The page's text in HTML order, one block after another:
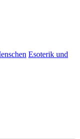
Esoterik und